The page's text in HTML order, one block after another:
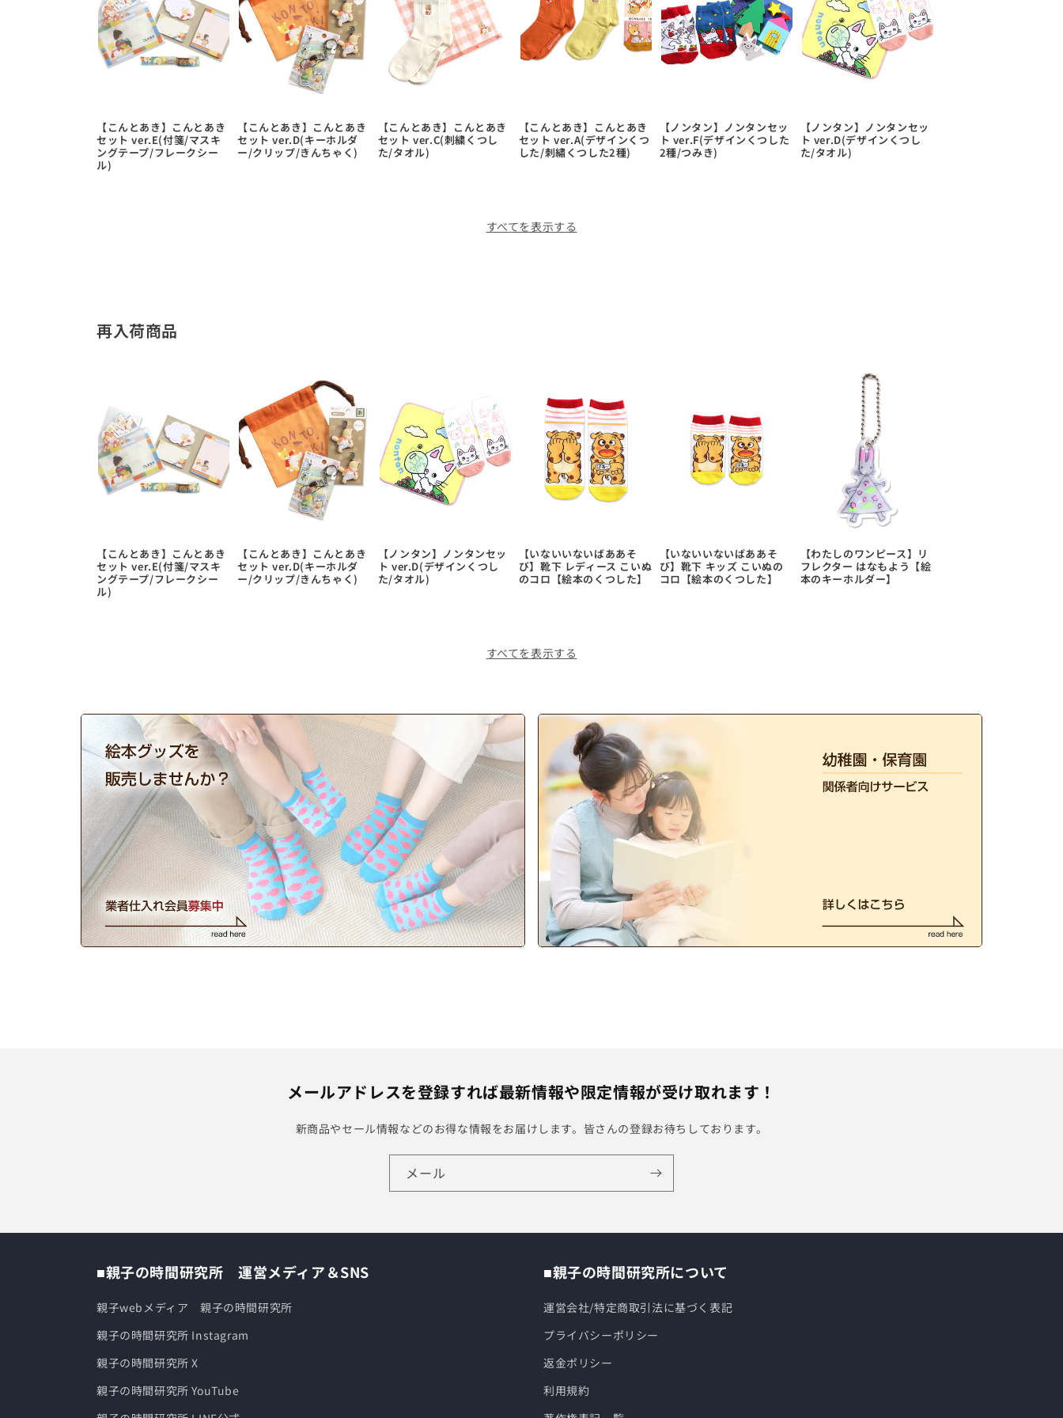
【こんとあき】こんとあき
セット ver.E(付箋/マスキ
ングテープ/フレークシー
ル)
【こんとあき】こんとあき
セット ver.D(キーホルダ
ー/クリップ/きんちゃく)
【こんとあき】こんとあき
セット ver.C(刺繍くつし
た/タオル)
【こんとあき】こんとあき
セット ver.A(デザインくつ
した/刺繡くつした2種)
【ノンタン】ノンタンセッ
ト ver.F(デザインくつした
2種/つみき)
【ノンタン】ノンタンセッ
ト ver.D(デザインくつし
た/タオル)
すべてを表示する
再入荷商品
【こんとあき】こんとあき
セット ver.E(付箋/マスキ
ングテープ/フレークシー
ル)
【こんとあき】こんとあき
セット ver.D(キーホルダ
ー/クリップ/きんちゃく)
【ノンタン】ノンタンセッ
ト ver.D(デザインくつし
た/タオル)
【いないいないばああそ
び】靴下 レディース こいぬ
のコロ【絵本のくつした】
【いないいないばああそ
び】靴下 キッズ こいぬの
コロ【絵本のくつした】
【わたしのワンピース】リ
フレクター はなもよう【絵
本のキーホルダー】
すべてを表示する
メールアドレスを登録すれば最新情報や限定情報が受け取れます！
新商品やセール情報などのお得な情報をお届けします。皆さんの登録お待ちしております。
メール
■親子の時間研究所 運営メディア＆SNS
親子webメディア 親子の時間研究所
親子の時間研究所 Instagram
親子の時間研究所 X
親子の時間研究所 YouTube
■親子の時間研究所について
運営会社/特定商取引法に基づく表記
プライバシーポリシー
返金ポリシー
利用規約